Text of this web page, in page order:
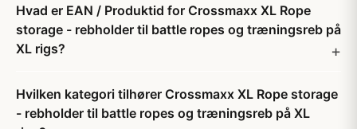
Hvad er EAN / Produktid for Crossmaxx XL Rope
storage - rebholder til battle ropes og træningsreb på
XL rigs?
Hvilken kategori tilhører Crossmaxx XL Rope storage
- rebholder til battle ropes og træningsreb på XL